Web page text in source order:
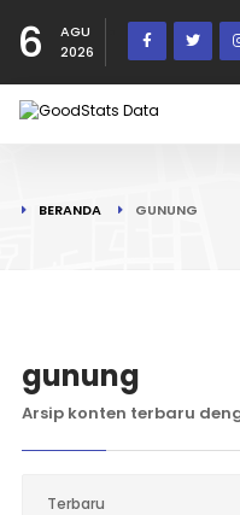
6
AGU
2026
BERANDA GUNUNG
gunung
Arsip konten terbaru
Terbaru